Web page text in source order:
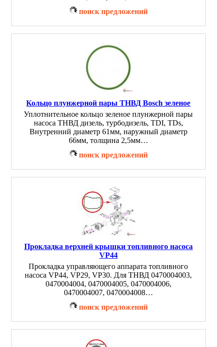
поиск предложений
Кольцо плунжерной пары ТНВД Bosch зеленое
Уплотнительное кольцо зеленое плунжерной пары
насоса ТНВД дизель, турбодизель, TDI, TDs,
Внутренний диаметр 61мм, наружный диаметр
66мм, толщина 2,5мм…
поиск предложений
Прокладка верхней крышки топливного насоса
VP44
Прокладка управляющего аппарата топливного
насоса VP44, VP29, VP30. Для ТНВД 0470004003,
0470004004, 0470004005, 0470004006,
0470004007, 0470004008…
поиск предложений